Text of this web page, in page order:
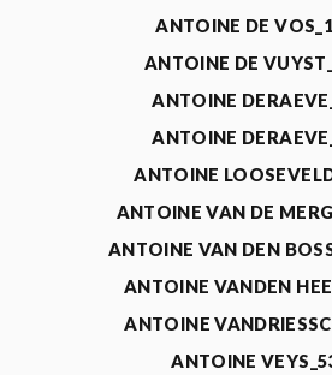
ANTOINE DE
ANTOINE DE
ANTOINE
ANTOINE
ANTOINE
ANTOINE VAN DE
ANTOINE VAN DEN
ANTOINE VANDEN
ANTOINE
ANTOINE